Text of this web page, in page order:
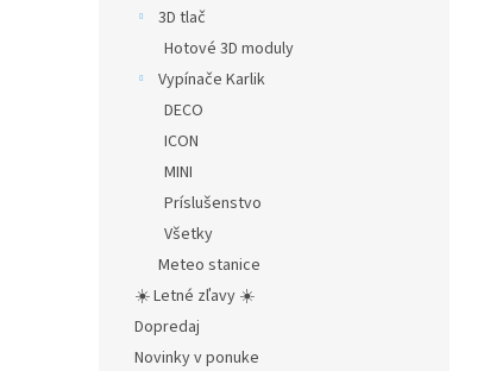
3D tlač
Hotové 3D moduly
Vypínače Karlik
DECO
ICON
MINI
Príslušenstvo
Všetky
Meteo stanice
☀️ Letné zľavy ☀️
Dopredaj
Novinky v ponuke